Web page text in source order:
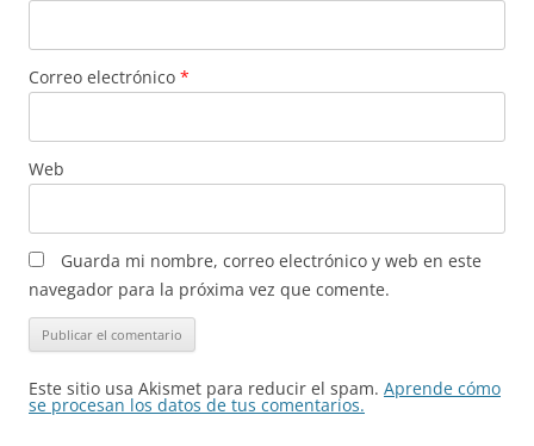
Correo electrónico *
Web
Guarda mi nombre, correo electrónico y web en este
navegador para la próxima vez que comente.
Este sitio usa Akismet para reducir el spam. Aprende cómo
se procesan los datos de tus comentarios.